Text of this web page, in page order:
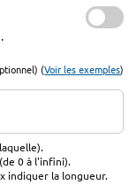
(Voir les exemples)
0 à l'infini).
indiquer la longueur.